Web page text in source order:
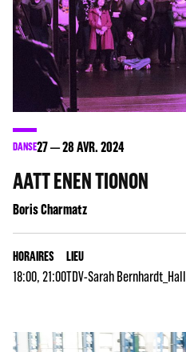
DANSE27 28AVR. 2024
AATT ENEN TIONON
Boris Charmatz
HORAIRES
18:00, 21:00
LIEU
TDV-Sarah Bernhardt_Hall